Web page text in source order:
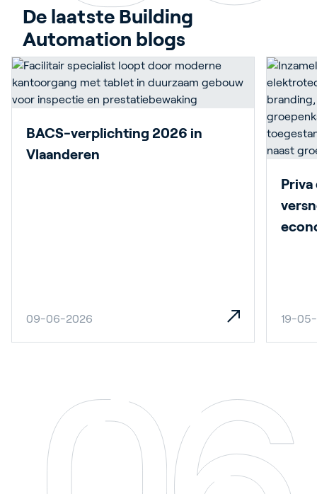
De laatste Building
Automation blogs
BACS-verplichting 2026 in
Vlaanderen
09-06-2026 19-